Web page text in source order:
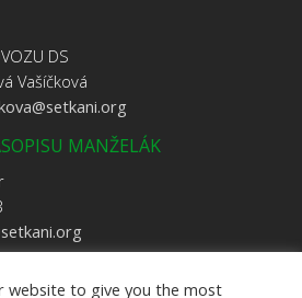
DS
Vašíčková
MANŽELÁK
website to give you the most